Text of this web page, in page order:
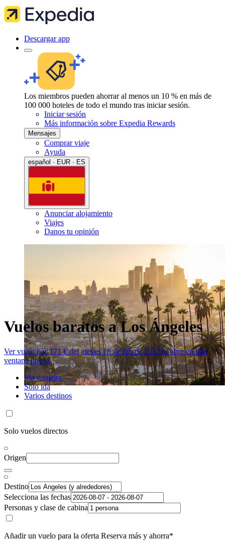
Descargar app
Los miembros pueden ahorrar al menos un 10 % en más de
100 000 hoteles de todo el mundo tras iniciar sesión.
Iniciar sesión
Más información sobre Expedia Rewards
Mensajes
Comprar viaje
Ayuda
español · EUR · ES
Anunciar alojamiento
Viajes
Danos tu opinión
Vuelos baratos a Los Ángeles
Ver vuelo por 171 € del jueves 18 de feb de 2027Se abre en una
ventana nueva
Ida y vuelta
Solo ida
Varios destinos
Solo vuelos directos
Origen
Destino
Selecciona las fechas
Personas y clase de cabina
Añadir un vuelo para la oferta Reserva más y ahorra*